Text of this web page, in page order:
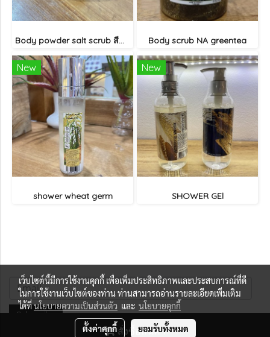
สั่งซื้อสินค้า
Body powder salt scrub สีน้ำเงิน Body scrub NA greentea
New
shower wheat germ
New
SHOWER GEl
Subscribe
เว็บไซต์นี้มีการใช้งานคุกกี้ เพื่อเพิ่มประสิทธิภาพและประสบการณ์ที่ดี
ในการใช้งานเว็บไซต์ของท่าน ท่านสามารถอ่านรายละเอียดเพิ่มเติม
ได้ที่นโยบายความเป็นส่วนตัว และ นโยบายคุกกี้
ตั้งค่าคุกกี้ ยอมรับทั้งหมด